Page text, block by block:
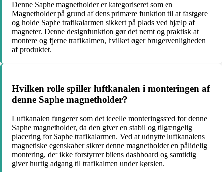
Denne Saphe magnetholder er kategoriseret som en
Magnetholder på grund af dens primære funktion til at fastgøre
og holde Saphe trafikalarmen sikkert på plads ved hjælp af
magneter. Denne designfunktion gør det nemt og praktisk at
montere og fjerne trafikalmen, hvilket øger brugervenligheden
af produktet.
Hvilken rolle spiller luftkanalen i monteringen af
denne Saphe magnetholder?
Luftkanalen fungerer som det ideelle monteringssted for denne
Saphe magnetholder, da den giver en stabil og tilgængelig
placering for Saphe trafikalarmen. Ved at udnytte luftkanalens
magnetiske egenskaber sikrer denne magnetholder en pålidelig
montering, der ikke forstyrrer bilens dashboard og samtidig
giver hurtig adgang til trafikalmen under kørslen.